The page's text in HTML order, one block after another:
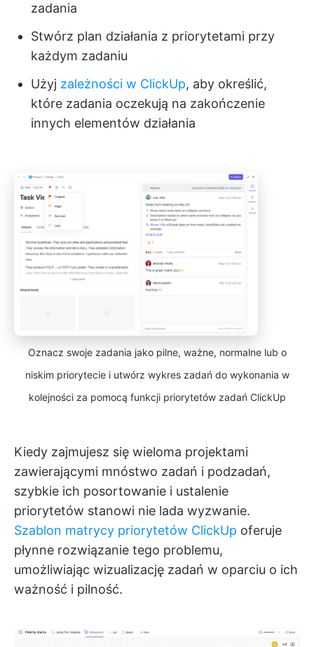
zadania
Stwórz plan działania z priorytetami przy
każdym zadaniu
Użyj zależności w ClickUp, aby określić,
które zadania oczekują na zakończenie
innych elementów działania
Oznacz swoje zadania jako pilne, ważne, normalne lub o
niskim priorytecie i utwórz wykres zadań do wykonania w
kolejności za pomocą funkcji priorytetów zadań ClickUp
Kiedy zajmujesz się wieloma projektami
zawierającymi mnóstwo zadań i podzadań,
szybkie ich posortowanie i ustalenie
priorytetów stanowi nie lada wyzwanie.
Szablon matrycy priorytetów ClickUp oferuje
płynne rozwiązanie tego problemu,
umożliwiając wizualizację zadań w oparciu o ich
ważność i pilność.